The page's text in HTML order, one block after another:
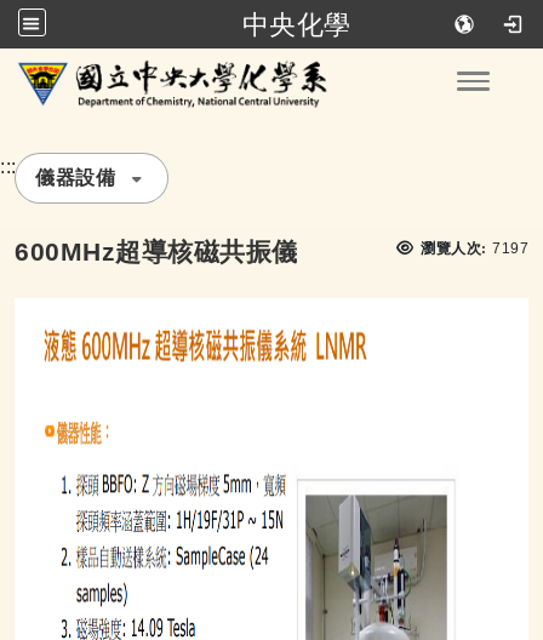
中央化學
跳到主要內容
:::
儀器設備
瀏覽人次: 瀏覽
7197
600MHz超導核磁共振儀